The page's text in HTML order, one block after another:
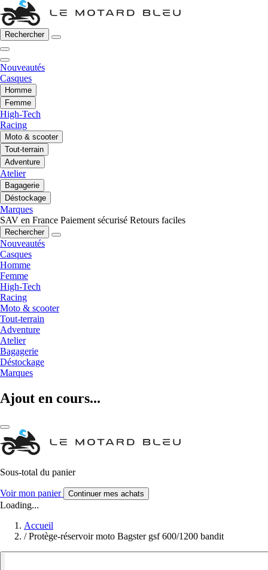
Rechercher
Nouveautés
Casques
Homme
Femme
High-Tech
Racing
Moto & scooter
Tout-terrain
Adventure
Atelier
Bagagerie
Déstockage
Marques
SAV en France Paiement sécurisé Retours faciles
Rechercher
Nouveautés
Casques
Homme
Femme
High-Tech
Racing
Moto & scooter
Tout-terrain
Adventure
Atelier
Bagagerie
Déstockage
Marques
Ajout en cours...
Sous-total du panier
Voir mon panier Continuer mes achats
Loading...
Accueil
/ Protège-réservoir moto Bagster gsf 600/1200 bandit